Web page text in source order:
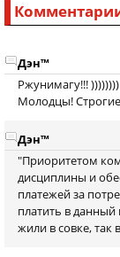
Дэн™
Ржунимагу!!!
Молодцы!
Дэн™
"Приоритетом
дисциплины и
платежей за
платить в
жили в совке,